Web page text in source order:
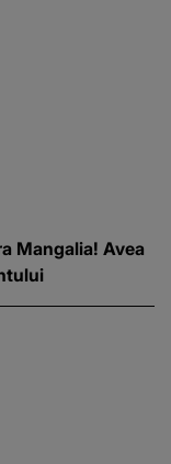
Mangalia! Avea